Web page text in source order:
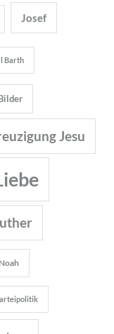
Josef
Barth
Jesu
Noah